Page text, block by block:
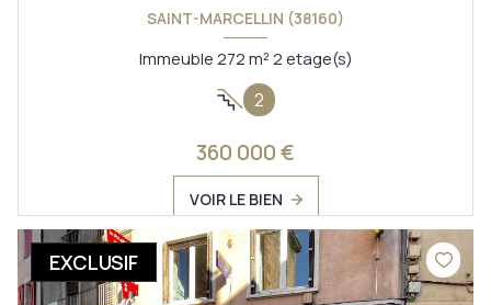
SAINT-MARCELLIN (38160)
Immeuble 272 m² 2 etage(s)
2
360 000 €
VOIR LE BIEN
EXCLUSIF